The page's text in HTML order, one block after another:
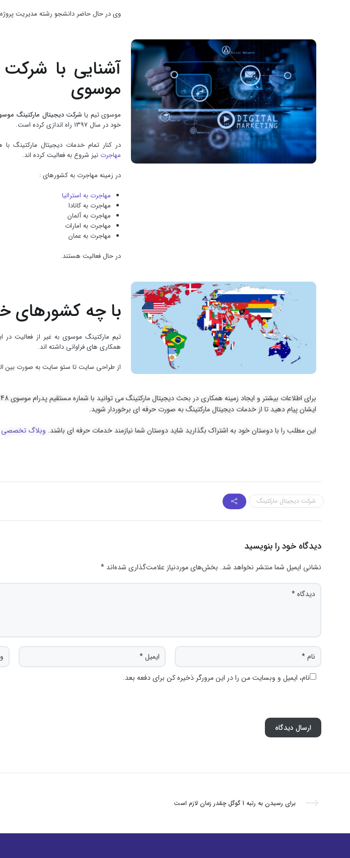
وی در حال حاضر دانشجو رشته مدیریت
آشنایی با شرکت
موسوی
موسوی تیم یا شرکت دیجیتال مارکتینگ
خود در سال 1397 راه اندازی کرده است.
در کنار تمام خدمات دیجیتال مارکتینگ
مهاجرت نیز شروع به فعالیت کرده اند.
در زمینه مهاجرت به کشورهای :
مهاجرت به استرالیا
مهاجرت به کانادا
مهاجرت به آلمان
مهاجرت به امارات
مهاجرت به عمان
در حال فعالیت هستند.
با چه کشورهای
تیم مارکتینگ موسوی به غیر از فعالیت در
همکاری های فراوانی داشته اند.
از طراحی سایت تا سئو سایت به صورت بین
ایشان پیام دهید تا از خدمات دیجیتال مارکتینگ به صورت حرفه ای برخوردار شوید.
این مطلب را با دوستان خود به اشتراک بگذارید شاید دوستان شما نیازمند خدمات حرفه ای باشند. وبلاگ تخصصی
شرکت دیجیتال مارکتینگ
دیدگاه خود را بنویسید
نشانی ایمیل شما منتشر نخواهد شد. بخش‌های موردنیاز علامت‌گذاری شده‌اند *
نام، ایمیل و وبسایت من را در این مرورگر ذخیره کن برای دفعه بعد.
برای رسیدن به رتبه 1 گوگل چقدر زمان لازم است